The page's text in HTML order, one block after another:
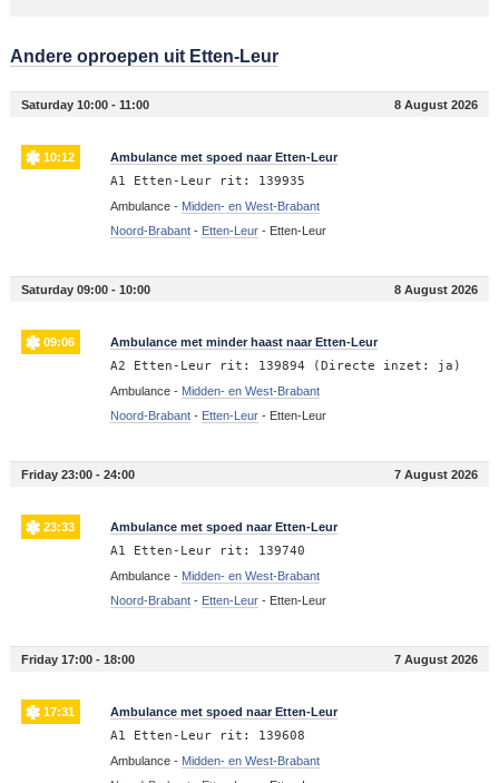
Andere oproepen uit Etten-Leur
Saturday 10:00 - 11:00 8 August 2026
10:12 Ambulance met spoed naar Etten-Leur
A1 Etten-Leur rit: 139935
Ambulance - Midden- en West-Brabant
Noord-Brabant- Etten-Leur- Etten-Leur
Saturday 09:00 - 10:00 8 August 2026
09:06 Ambulance met minder haast naar Etten-Leur
A2 Etten-Leur rit: 139894 (Directe inzet: ja)
Ambulance - Midden- en West-Brabant
Noord-Brabant- Etten-Leur- Etten-Leur
Friday 23:00 - 24:00 7 August 2026
23:33 Ambulance met spoed naar Etten-Leur
A1 Etten-Leur rit: 139740
Ambulance - Midden- en West-Brabant
Noord-Brabant- Etten-Leur- Etten-Leur
Friday 17:00 - 18:00 7 August 2026
17:31 Ambulance met spoed naar Etten-Leur
A1 Etten-Leur rit: 139608
Ambulance - Midden- en West-Brabant